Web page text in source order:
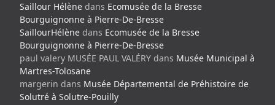
Saillour Hélène dans Ecomusée de la Bresse
Bourguignonne à Pierre-De-Bresse
SaillourHélène dans Ecomusée de la Bresse
Bourguignonne à Pierre-De-Bresse
paul valery MUSÉE PAUL VALÉRY dans Musée Municipal à
Martres-Tolosane
margerin dans Musée Départemental de Préhistoire de
Solutré à Solutre-Pouilly